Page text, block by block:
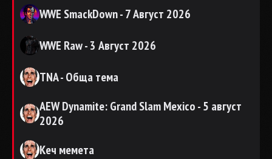
WWE SmackDown - 7 Август 2026
WWE Raw - 3 Август 2026
TNA - Обща тема
AEW Dynamite: Grand Slam Mexico - 5 август
2026
Кеч мемета